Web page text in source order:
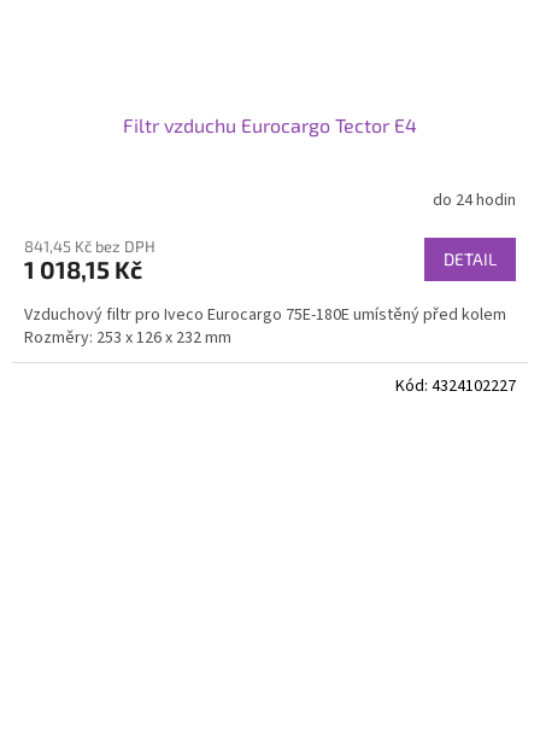
Filtr vzduchu Eurocargo Tector E4
do 24 hodin
841,45 Kč bez DPH
1 018,15 Kč DETAIL
Vzduchový filtr pro Iveco Eurocargo 75E-180E umístěný před kolem
Rozměry: 253 x 126 x 232 mm
Kód: 4324102227